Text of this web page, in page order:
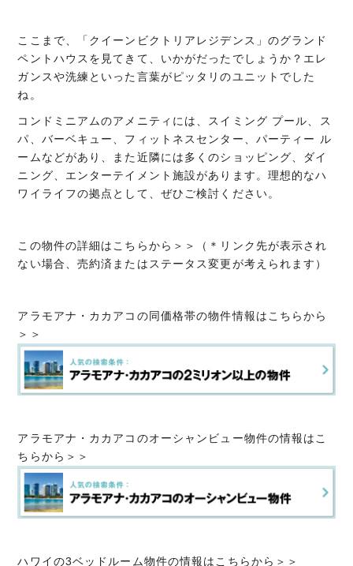
ここまで、「クイーンビクトリアレジデンス」のグランド
ペントハウスを見てきて、いかがだったでしょうか？エレ
ガンスや洗練といった言葉がピッタリのユニットでした
ね。
コンドミニアムのアメニティには、スイミング プール、ス
パ、バーベキュー、フィットネスセンター、パーティー ル
ームなどがあり、また近隣には多くのショッピング、ダイ
ニング、エンターテイメント施設があります。理想的なハ
ワイライフの拠点として、ぜひご検討ください。
この物件の詳細はこちらから＞＞（＊リンク先が表示され
ない場合、売約済またはステータス変更が考えられます）
アラモアナ・カカアコの同価格帯の物件情報はこちらから
＞＞
アラモアナ・カカアコのオーシャンビュー物件の情報はこ
ちらから＞＞
ハワイの3ベッドルーム物件の情報はこちらから＞＞